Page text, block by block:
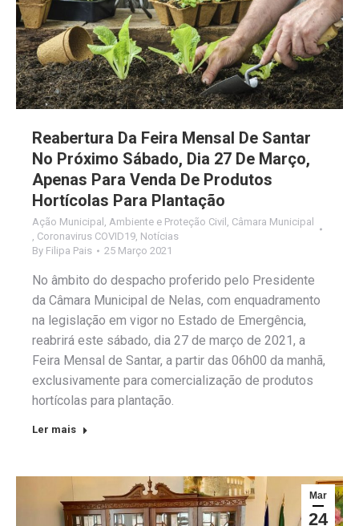
Reabertura Da Feira Mensal De Santar
No Próximo Sábado, Dia 27 De Março,
Apenas Para Venda De Produtos
Hortícolas Para Plantação
Ação Municipal , Ambiente e Proteção Civil , Câmara Municipal
, Coronavirus COVID19, Notícias
By Filipa Pais 25 Março 2021
No âmbito do despacho proferido pelo Presidente
da Câmara Municipal de Nelas, com enquadramento
na legislação em vigor no Estado de Emergência,
reabrirá este sábado, dia 27 de março de 2021, a
Feira Mensal de Santar, a partir das 06h00 da manhã,
exclusivamente para comercialização de produtos
hortícolas para plantação.
Ler mais
Mar
24